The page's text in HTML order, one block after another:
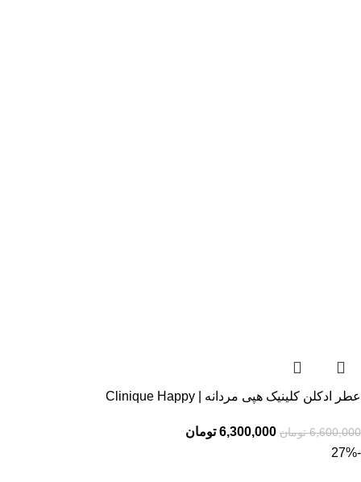
عطر ادکلن کلینیک هپی مردانه | Clinique Happy
6,600,000 تومان 6,300,000 تومان
-27%